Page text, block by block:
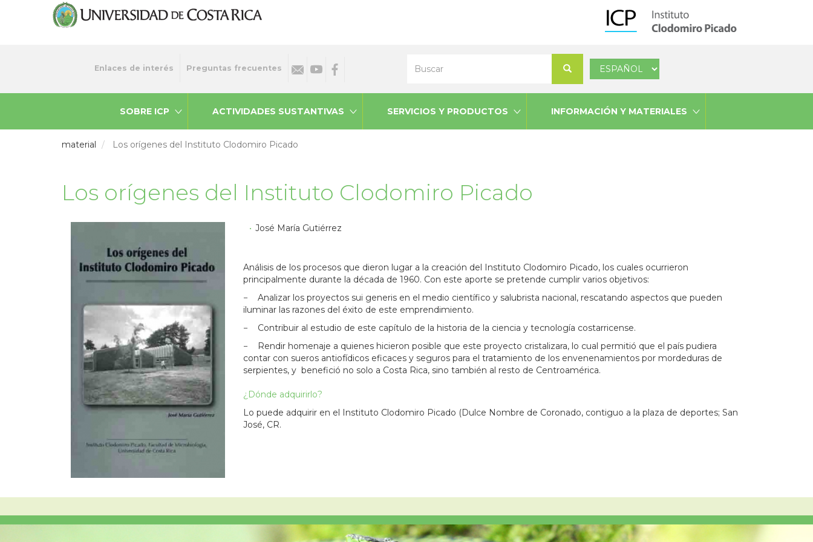
MenuEnlaces de interés Preguntas frecuentes
Buscar
Select
SOBRE ICP ACTIVIDADES SUSTANTIVAS SERVICIOS Y PRODUCTOS INFORMACIÓN Y MATERIALES
material Los orígenes del Instituto Clodomiro Picado
Los orígenes del Instituto Clodomiro Picado
José María Gutiérrez
Análisis de los procesos que dieron lugar a la creación del Instituto Clodomiro Picado, los cuales ocurrieron
principalmente durante la década de 1960. Con este aporte se pretende cumplir varios objetivos:
− Analizar los proyectos sui generis en el medio científico y salubrista nacional, rescatando aspectos que pueden
iluminar las razones del éxito de este emprendimiento.
− Contribuir al estudio de este capítulo de la historia de la ciencia y tecnología costarricense.
− Rendir homenaje a quienes hicieron posible que este proyecto cristalizara, lo cual permitió que el país pudiera
contar con sueros antiofídicos eficaces y seguros para el tratamiento de los envenenamientos por mordeduras de
serpientes, y benefició no solo a Costa Rica, sino también al resto de Centroamérica.
¿Dónde adquirirlo?
Lo puede adquirir en el Instituto Clodomiro Picado (Dulce Nombre de Coronado, contiguo a la plaza de deportes; San
José, CR.